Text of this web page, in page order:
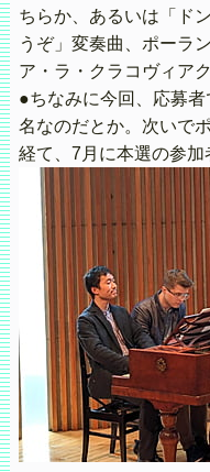
ちらか、あるいは「ド
うぞ」変奏曲、ポーラ
ア・ラ・クラコヴィア
●ちなみに今回、応募
名なのだとか。次いで
経て、7月に本選の参加